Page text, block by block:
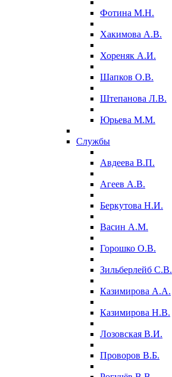
Фотина М.Н.
Хакимова А.В.
Хореняк А.И.
Шапков О.В.
Штепанова Л.В.
Юрьева М.М.
Службы
Авдеева В.П.
Агеев А.В.
Беркутова Н.И.
Васин А.М.
Горошко О.В.
Зильберлейб С.В.
Казимирова А.А.
Казимирова Н.В.
Лозовская В.И.
Проворов В.Б.